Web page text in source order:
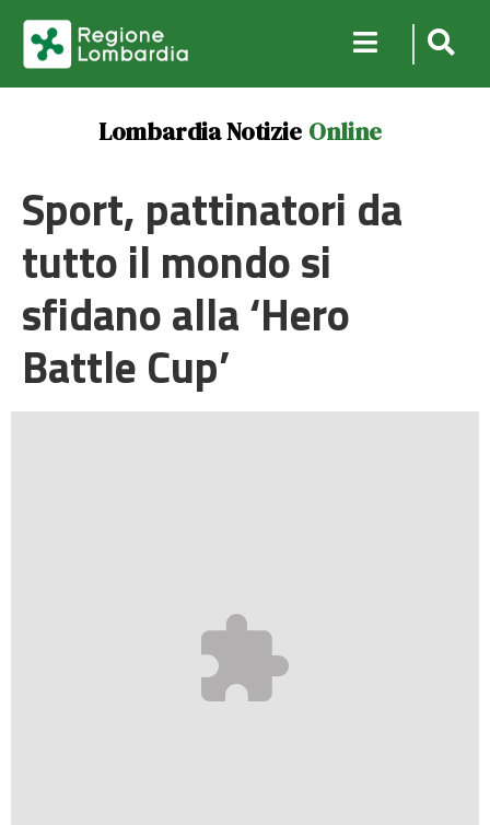
Lombardia Notizie Online
Sport, pattinatori da
tutto il mondo si
sfidano alla ‘Hero
Battle Cup’